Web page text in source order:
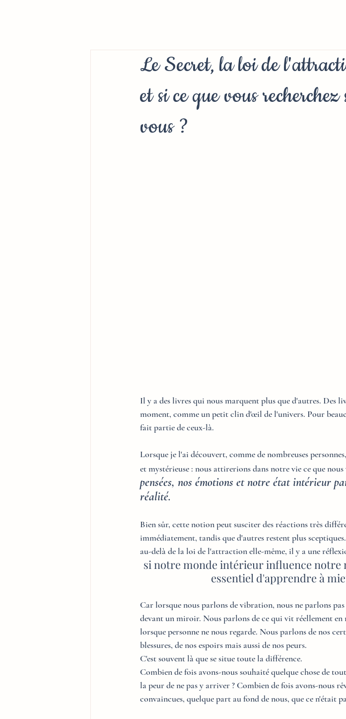
Le Secret, la loi de
et si ce que vous
vous ?
Il y a des livres qui nous marquent plus que d'autres. Des
moment, comme un petit clin d'œil de l'univers. Pour
fait partie de ceux-là.
Lorsque je l'ai découvert, comme de nombreuses
et mystérieuse : nous attirerions dans notre vie ce que
pensées, nos émotions et notre état intérieur
réalité.
Bien sûr, cette notion peut susciter des réactions très
immédiatement, tandis que d'autres restent plus
au-delà de la loi de l'attraction elle-même, il y a une
si notre monde intérieur influence notre
essentiel d'apprendre à
Car lorsque nous parlons de vibration, nous ne parlons pas
devant un miroir. Nous parlons de ce qui vit réellement en
lorsque personne ne nous regarde. Nous parlons de nos
blessures, de nos espoirs mais aussi de nos peurs.
C'est souvent là que se situe toute la différence.
Combien de fois avons-nous souhaité quelque chose de
la peur de ne pas y arriver ? Combien de fois avons-nous
convaincues, quelque part au fond de nous, que ce n'était